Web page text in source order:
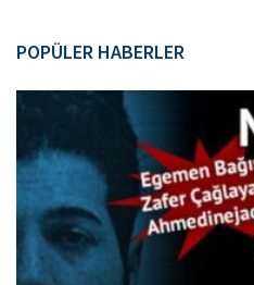
POPÜLER HABERLER